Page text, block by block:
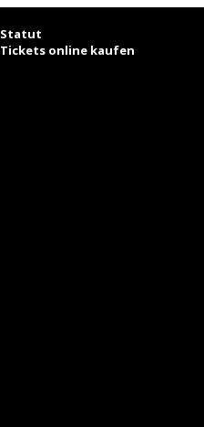
Statut
Tickets online kaufen